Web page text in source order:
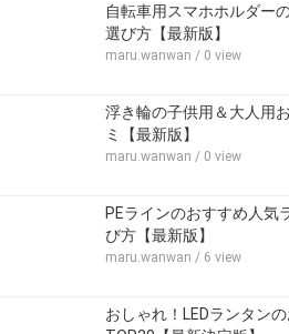
自転車用スマホホルダー
選び方【最新版】
maru.wanwan / 0 view
浮き輪の子供用＆大人用
ミ【最新版】
maru.wanwan / 0 view
PEラインのおすすめ人気
び方【最新版】
maru.wanwan / 6 view
おしゃれ！LEDランタン